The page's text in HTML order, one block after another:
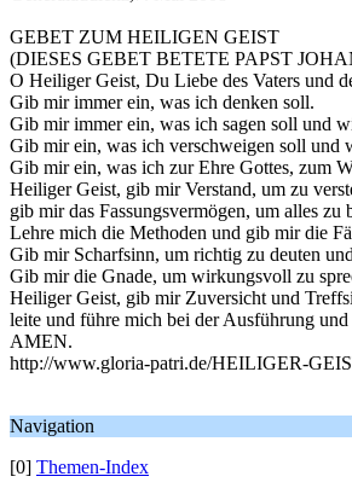
GEBET ZUM HEILIGEN GEIST
(DIESES GEBET BETETE PAPST
O Heiliger Geist, Du Liebe des Vaters und
Gib mir immer ein, was ich denken soll.
Gib mir immer ein, was ich sagen soll und
Gib mir ein, was ich verschweigen soll und
Gib mir ein, was ich zur Ehre Gottes, zum
Heiliger Geist, gib mir Verstand, um zu
gib mir das Fassungsvermögen, um alles zu
Lehre mich die Methoden und gib mir die
Gib mir Scharfsinn, um richtig zu deuten
Gib mir die Gnade, um wirkungsvoll zu
Heiliger Geist, gib mir Zuversicht und
leite und führe mich bei der Ausführung
AMEN.
http://www.gloria-patri.de/HEILIGER-
Navigation
[0] Themen-Index